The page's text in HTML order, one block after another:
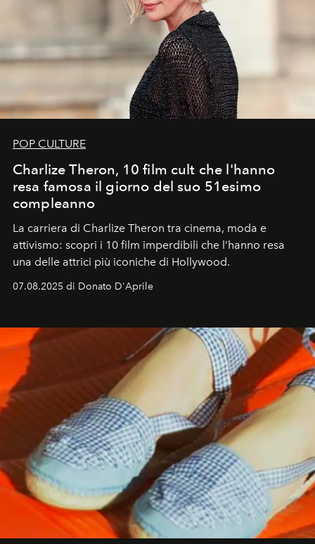
POP CULTURE
Charlize Theron, 10 film cult che l'hanno
resa famosa il giorno del suo 51esimo
compleanno
La carriera di Charlize Theron tra cinema, moda e
attivismo: scopri i 10 film imperdibili che l’hanno resa
una delle attrici più iconiche di Hollywood.
07.08.2025 di Donato D'Aprile